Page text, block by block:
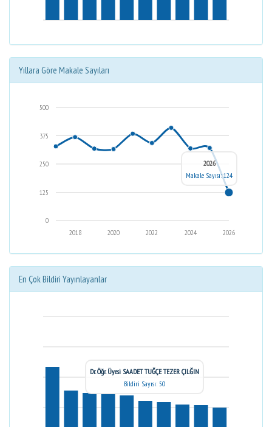
Yıllara Göre Makale Sayıları
0
125
250
375
500
2026
2024
2022
2020
2018
2026
Makale Sayısı: 124
En Çok Bildiri Yayınlayanlar
Dr. Öğr. Üyesi SAADET TUĞÇE TEZER ÇILĞIN
Bildiri Sayısı: 50